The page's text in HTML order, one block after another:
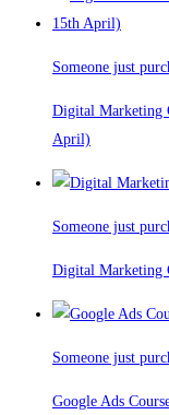
Someone just
Digital Marketing
April)
Someone just
Digital Marketing
Someone just
Google Ads